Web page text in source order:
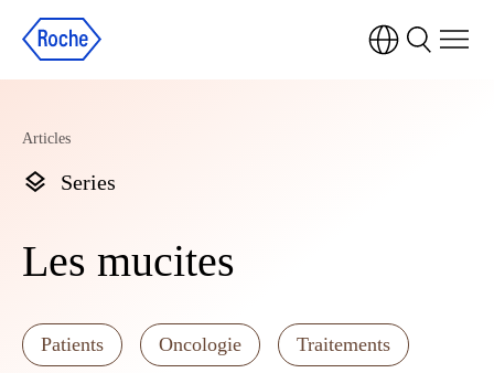
Articles
Series
Les mucites
Patients Oncologie Traitements